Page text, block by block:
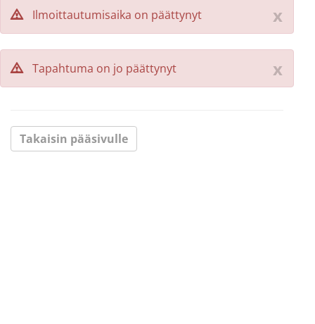
x
Ilmoittautumisaika on päättynyt
x
Tapahtuma on jo päättynyt
Takaisin pääsivulle